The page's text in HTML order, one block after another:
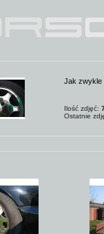
Jak zwykle
Ilość zdjęć:
Ostatnie